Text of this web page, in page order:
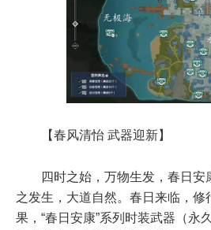
【春风清怡 武器迎新】
四时之始，万物生发，春日
之发生，大道自然。春日来临，修
果，“春日安康”系列时装武器（永